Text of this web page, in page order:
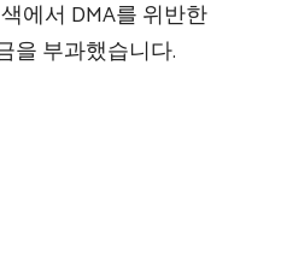
에서 DMA를 위반한
을 부과했습니다.